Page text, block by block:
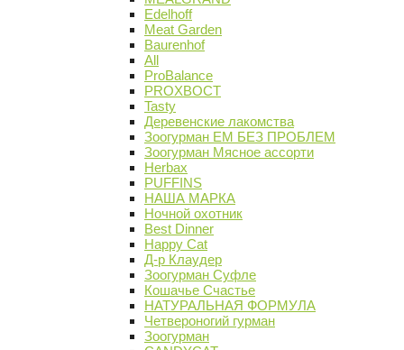
Edelhoff
Meat Garden
Baurenhof
All
ProBalance
PROХВОСТ
Tasty
Деревенские лакомства
Зоогурман ЕМ БЕЗ ПРОБЛЕМ
Зоогурман Мясное ассорти
Herbax
PUFFINS
НАША МАРКА
Ночной охотник
Best Dinner
Happy Cat
Д-р Клаудер
Зоогурман Суфле
Кошачье Счастье
НАТУРАЛЬНАЯ ФОРМУЛА
Четвероногий гурман
Зоогурман